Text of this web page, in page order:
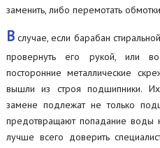
заменить, либо перемотать
В случае, если барабан
провернуть его рукой, или
посторонние металлические
вышли из строя подшипники.
замене подлежат не только
предотвращают попадание воды
лучше всего доверить